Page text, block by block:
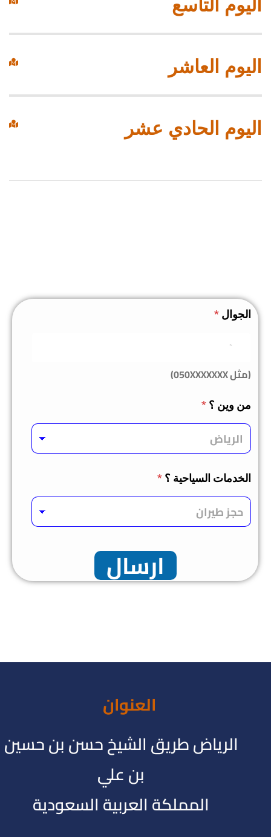
اليوم التاسع
اليوم العاشر
اليوم الحادي عشر
الجوال *
(مثل 050XXXXXXX)
من وين ؟ *
الخدمات السياحية ؟ *
ارسال
العنوان
الرياض طريق الشيخ حسن بن حسين
بن علي
المملكة العربية السعودية